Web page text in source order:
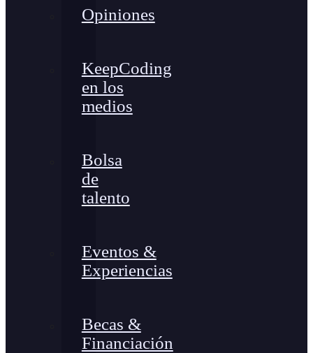
Opiniones
KeepCoding
en los
medios
Bolsa
de
talento
Eventos &
Experiencias
Becas &
Financiación